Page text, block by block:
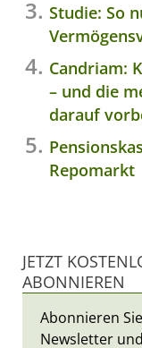
Studie: So
Candriam:
– und die
darauf
Repomarkt
JETZT
ABONNIEREN
Abonnieren
Newsletter